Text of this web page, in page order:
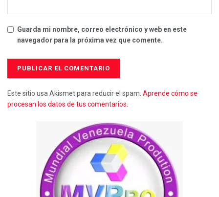
Guarda mi nombre, correo electrónico y web en este
navegador para la próxima vez que comente.
Este sitio usa Akismet para reducir el spam. Aprende cómo se
procesan los datos de tus comentarios.